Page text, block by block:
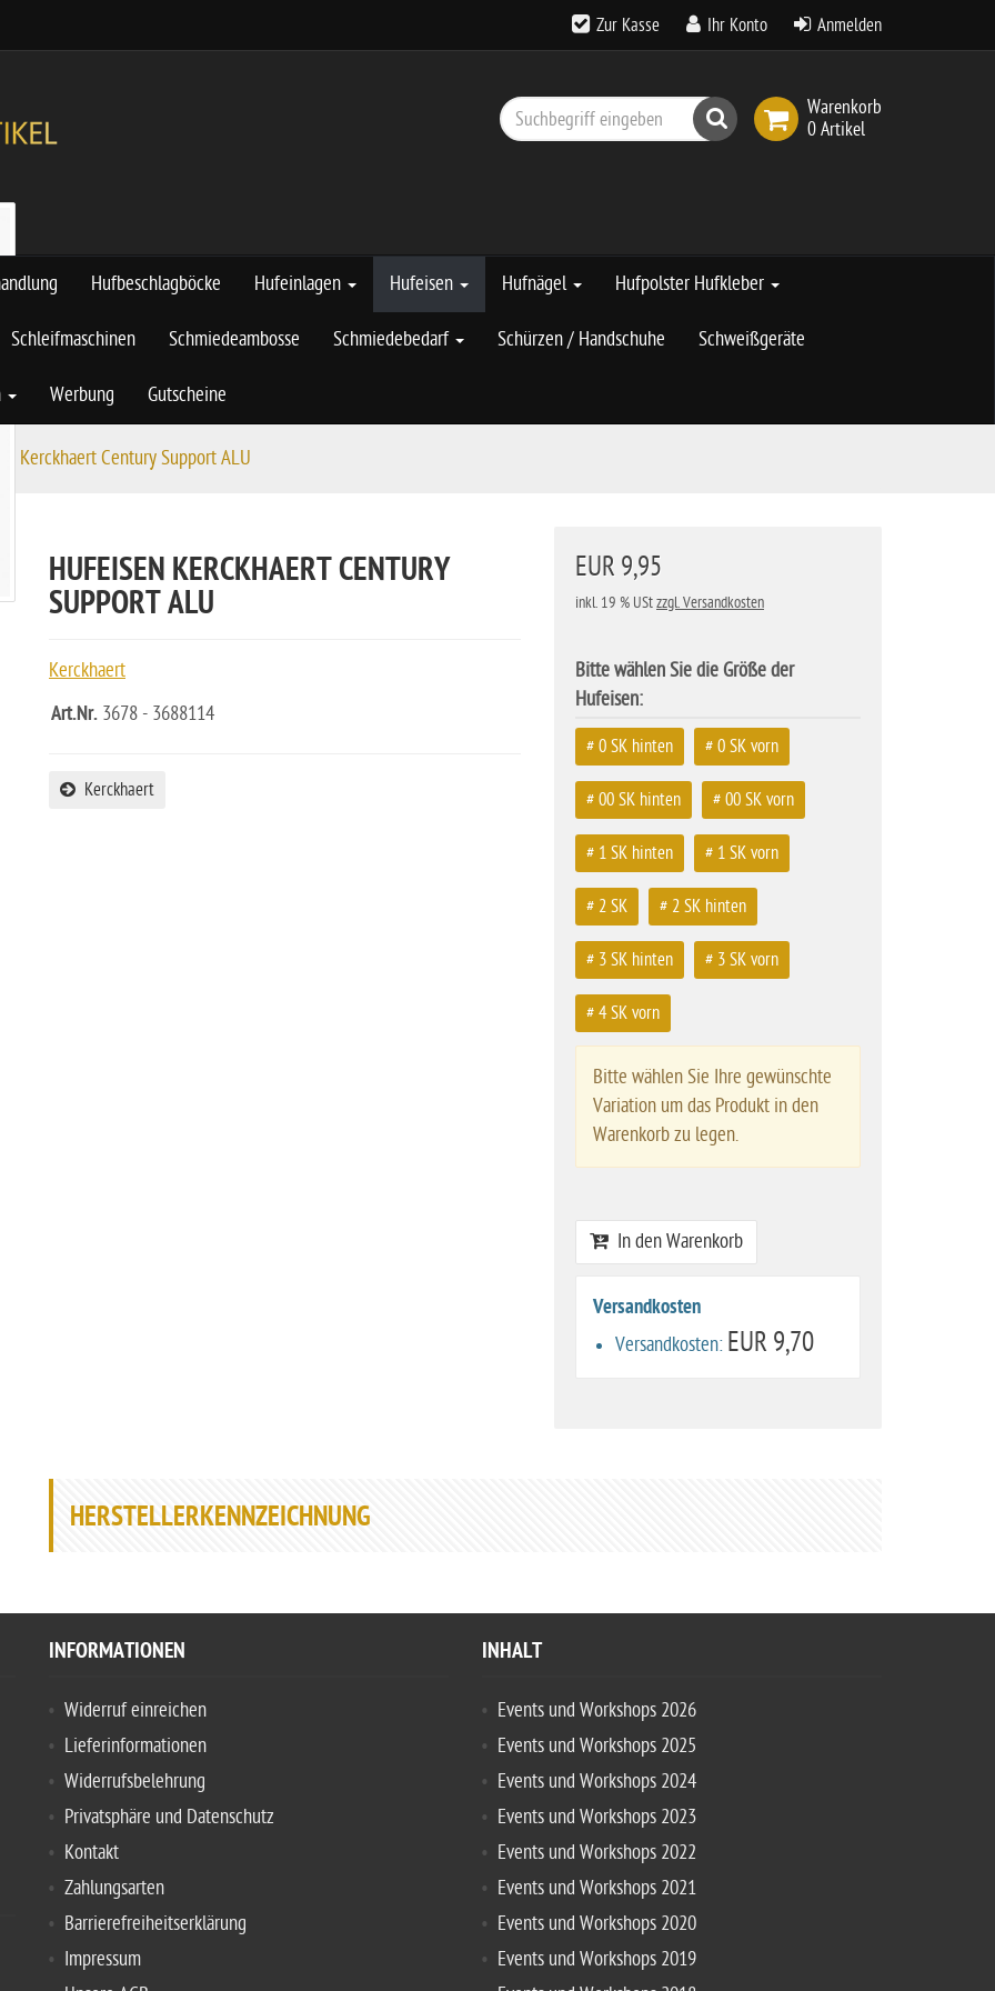
Zur Kasse Ihr Konto Anmelden
Warenkorb
0 Artikel
Suchen
Hufbeschlagböcke Hufeinlagen Hufeisen Hufnägel Hufpolster Hufkleber
Schleifmaschinen Schmiedeambosse Schmiedebedarf Schürzen / Handschuhe Schweißgeräte
Werbung Gutscheine
Kerckhaert Century Support ALU
EUR 9,95
inkl. 19 % UStzzgl. Versandkosten
Bitte wählen Sie die Größe der
Hufeisen:
# 0 SK hinten # 0 SK vorn
# 00 SK hinten # 00 SK vorn
# 1 SK hinten # 1 SK vorn
# 2 SK # 2 SK hinten
# 3 SK hinten # 3 SK vorn
# 4 SK vorn
Bitte wählen Sie Ihre gewünschte
Variation um das Produkt in den
Warenkorb zu legen.
In den Warenkorb
Versandkosten
Versandkosten: EUR 9,70
HUFEISEN KERCKHAERT CENTURY
SUPPORT ALU
Kerckhaert
Art.Nr. 3678 - 3688114
Kerckhaert
HERSTELLERKENNZEICHNUNG
INFORMATIONEN
Widerruf einreichen
Lieferinformationen
Widerrufsbelehrung
Privatsphäre und Datenschutz
Kontakt
Zahlungsarten
Barrierefreiheitserklärung
Impressum
INHALT
Events und Workshops 2026
Events und Workshops 2025
Events und Workshops 2024
Events und Workshops 2023
Events und Workshops 2022
Events und Workshops 2021
Events und Workshops 2020
Events und Workshops 2019